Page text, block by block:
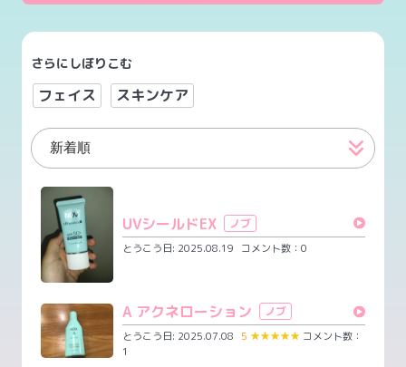
さらにしぼりこむ
フェイス スキンケア
UVシールドEX ノブ
とうこう日: 2025.08.19 コメント数：0
A アクネローション ノブ
とうこう日: 2025.07.08 5 ★★★★★ コメント数：
1